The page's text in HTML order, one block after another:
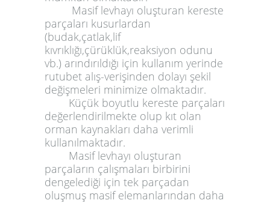
Masif levhayı oluşturan kereste
parçaları kusurlardan
(budak,çatlak,lif
kıvrıklığı,çürüklük,reaksiyon odunu
vb.) arındırıldığı için kullanım yerinde
rutubet alış-verişinden dolayı şekil
değişmeleri minimize olmaktadır.
Küçük boyutlu kereste parçaları
değerlendirilmekte olup kıt olan
orman kaynakları daha verimli
kullanılmaktadır.
Masif levhayı oluşturan
parçaların çalışmaları birbirini
dengelediği için tek parçadan
oluşmuş masif elemanlarından daha